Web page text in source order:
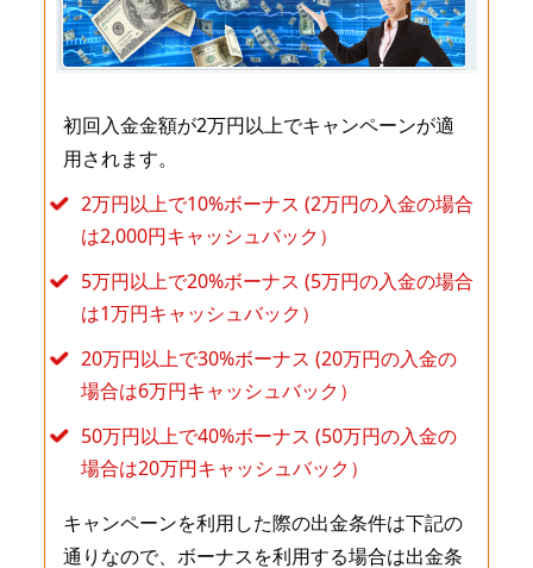
初回入金金額が2万円以上でキャンペーンが適
用されます。
2万円以上で10%ボーナス (2万円の入金の場合
は2,000円キャッシュバック）
5万円以上で20%ボーナス (5万円の入金の場合
は1万円キャッシュバック）
20万円以上で30%ボーナス (20万円の入金の
場合は6万円キャッシュバック）
50万円以上で40%ボーナス (50万円の入金の
場合は20万円キャッシュバック）
キャンペーンを利用した際の出金条件は下記の
通りなので、ボーナスを利用する場合は出金条